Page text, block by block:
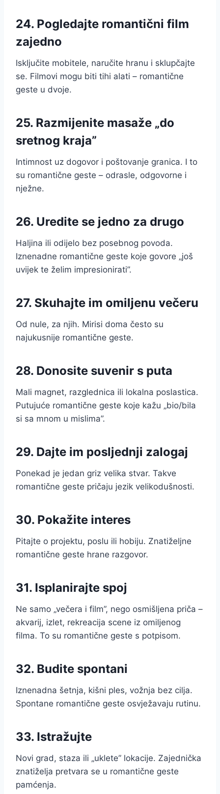
24. Pogledajte romantični film
zajedno
Isključite mobitele, naručite hranu i sklupčajte
se. Filmovi mogu biti tihi alati – romantične
geste u dvoje.
25. Razmijenite masaže „do
sretnog kraja”
Intimnost uz dogovor i poštovanje granica. I to
su romantične geste – odrasle, odgovorne i
nježne.
26. Uredite se jedno za drugo
Haljina ili odijelo bez posebnog povoda.
Iznenadne romantične geste koje govore „još
uvijek te želim impresionirati”.
27. Skuhajte im omiljenu večeru
Od nule, za njih. Mirisi doma često su
najukusnije romantične geste.
28. Donosite suvenir s puta
Mali magnet, razglednica ili lokalna poslastica.
Putujuće romantične geste koje kažu „bio/bila
si sa mnom u mislima”.
29. Dajte im posljednji zalogaj
Ponekad je jedan griz velika stvar. Takve
romantične geste pričaju jezik velikodušnosti.
30. Pokažite interes
Pitajte o projektu, poslu ili hobiju. Znatiželjne
romantične geste hrane razgovor.
31. Isplanirajte spoj
Ne samo „večera i film”, nego osmišljena priča –
akvarij, izlet, rekreacija scene iz omiljenog
filma. To su romantične geste s potpisom.
32. Budite spontani
Iznenadna šetnja, kišni ples, vožnja bez cilja.
Spontane romantične geste osvježavaju rutinu.
33. Istražujte
Novi grad, staza ili „uklete” lokacije. Zajednička
znatiželja pretvara se u romantične geste
pamćenja.